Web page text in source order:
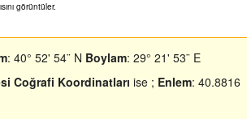
görüntüler.
: 40° 52' 54¨ N Boylam: 29° 21' 53¨ E
Coğrafi Koordinatları ise ; Enlem: 40.8816